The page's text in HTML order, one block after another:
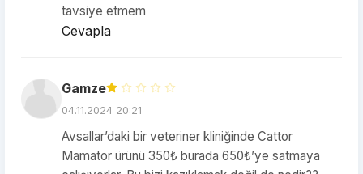
tavsiye etmem
Cevapla
Gamze
04.11.2024 20:21
Avsallar’daki bir veteriner kliniğinde Cattor
Mamator ürünü 350₺ burada 650₺’ye satmaya